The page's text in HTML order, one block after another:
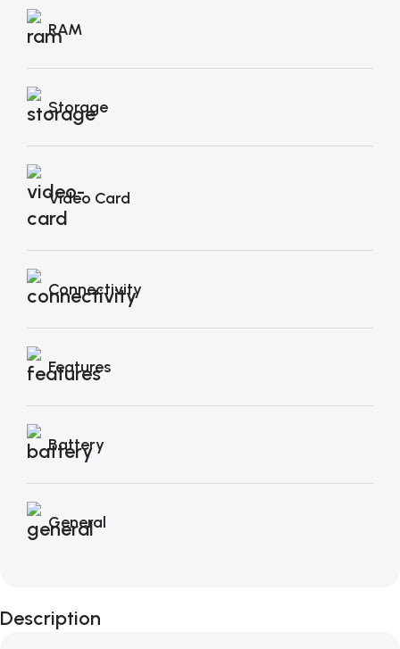
RAM
Storage
Video Card
Connectivity
Features
Battery
General
Description